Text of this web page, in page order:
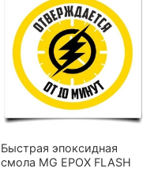
Быстрая эпоксидная
смола MG EPOX FLASH